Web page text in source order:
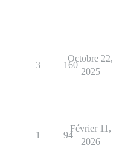
3 160
Octobre 22,
2025
1 94
Février 11,
2026